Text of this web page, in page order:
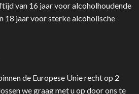
van 16 jaar voor alcoholhoudende
18 jaar voor sterke alcoholische
de Europese Unie recht op 2
we graag met u op door ons te